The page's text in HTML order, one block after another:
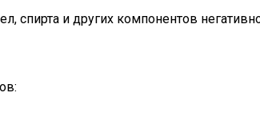
спирта и других компонентов